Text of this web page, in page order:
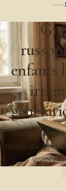
А
Г
enfants
Guide
rituels du